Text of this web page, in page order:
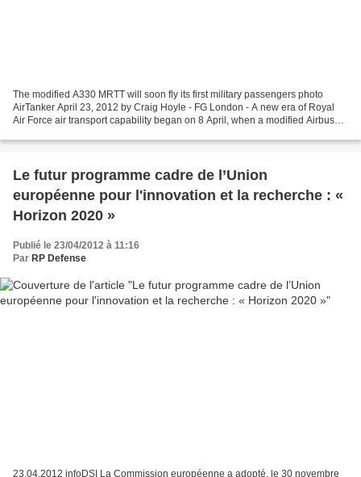
The modified A330 MRTT will soon fly its first military passengers photo
AirTanker April 23, 2012 by Craig Hoyle - FG London - A new era of Royal
Air Force air transport capability began on 8 April, when a modified Airbus
Le futur programme cadre de l’Union
européenne pour l'innovation et la recherche : «
Horizon 2020 »
Publié le 23/04/2012 à 11:16
Par RP Defense
23.04.2012 infoDSI La Commission européenne a adopté, le 30 novembre